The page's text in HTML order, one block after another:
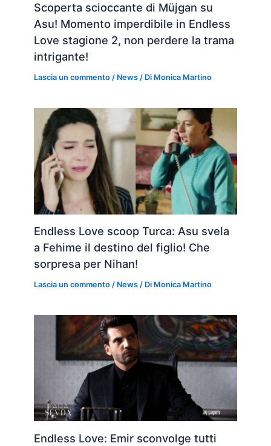
Scoperta scioccante di Müjgan su
Asu! Momento imperdibile in Endless
Love stagione 2, non perdere la trama
intrigante!
Lascia un commento / News / Di Monica Martino
Endless Love scoop Turca: Asu svela
a Fehime il destino del figlio! Che
sorpresa per Nihan!
Lascia un commento / News / Di Monica Martino
Endless Love: Emir sconvolge tutti